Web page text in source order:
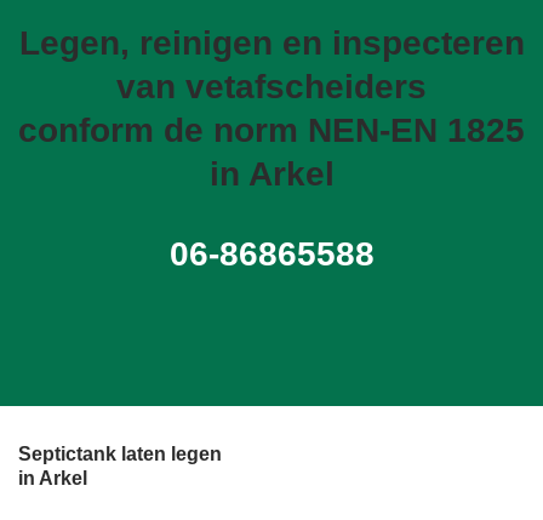
Legen, reinigen en inspecteren
van vetafscheiders
conform de norm NEN-EN 1825
in Arkel
06-86865588
Septictank laten legen
in Arkel